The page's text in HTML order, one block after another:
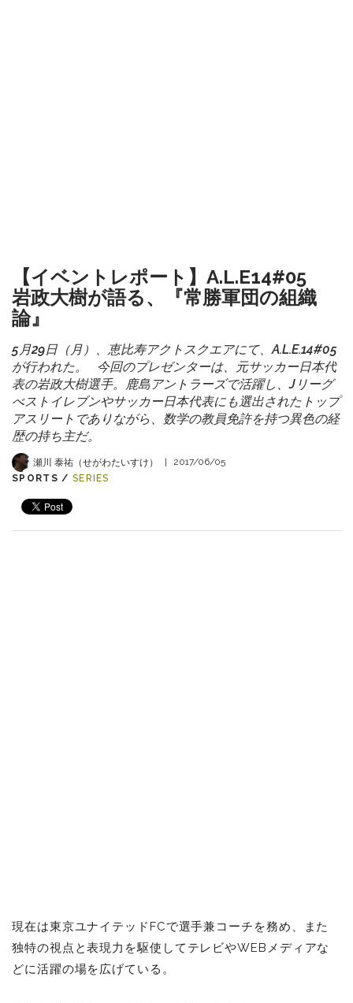
【イベントレポート】A.L.E14#05
岩政大樹が語る、『常勝軍団の組織
論』
5月29日（月）、恵比寿アクトスクエアにて、A.L.E.14#05
が行われた。 今回のプレゼンターは、元サッカー日本代
表の岩政大樹選手。鹿島アントラーズで活躍し、Jリーグ
べストイレブンやサッカー日本代表にも選出されたトップ
アスリートでありながら、数学の教員免許を持つ異色の経
歴の持ち主だ。
瀬川 泰祐（せがわたいすけ） |
2017/06/05
SPORTS / SERIES
現在は東京ユナイテッドFCで選手兼コーチを務め、また
独特の視点と表現力を駆使してテレビやWEBメディアな
どに活躍の場を広げている。